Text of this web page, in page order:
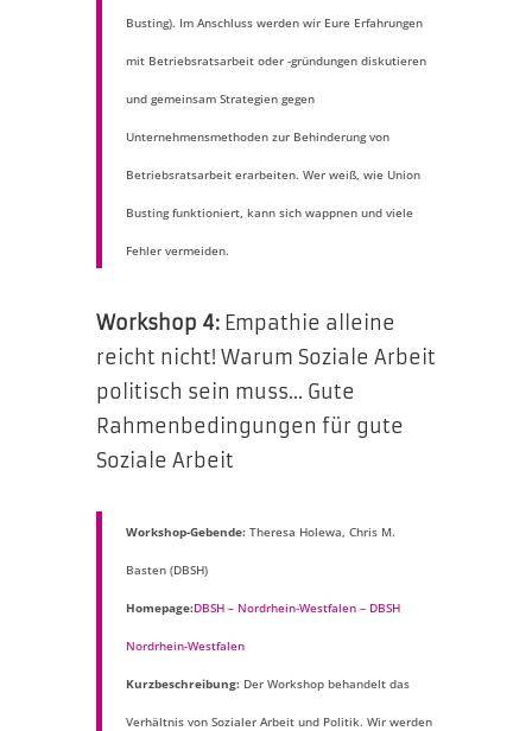
Busting). Im Anschluss werden wir Eure Erfahrungen
mit Betriebsratsarbeit oder -gründungen diskutieren
und gemeinsam Strategien gegen
Unternehmensmethoden zur Behinderung von
Betriebsratsarbeit erarbeiten. Wer weiß, wie Union
Busting funktioniert, kann sich wappnen und viele
Fehler vermeiden.
Workshop 4:Empathie alleine
reicht nicht! Warum Soziale Arbeit
politisch sein muss… Gute
Rahmenbedingungen für gute
Soziale Arbeit
Workshop-Gebende:Theresa Holewa, Chris M.
Basten (DBSH)
Homepage:DBSH – Nordrhein-Westfalen – DBSH
Nordrhein-Westfalen
Kurzbeschreibung:Der Workshop behandelt das
Verhältnis von Sozialer Arbeit und Politik. Wir werden